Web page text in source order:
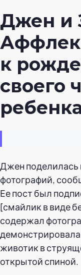
Джен и
Аффлек
к
своего
Джен поделилась
фотографий,
Ее пост был
[смайлик в виде
содержал
животик в
открытой спиной.